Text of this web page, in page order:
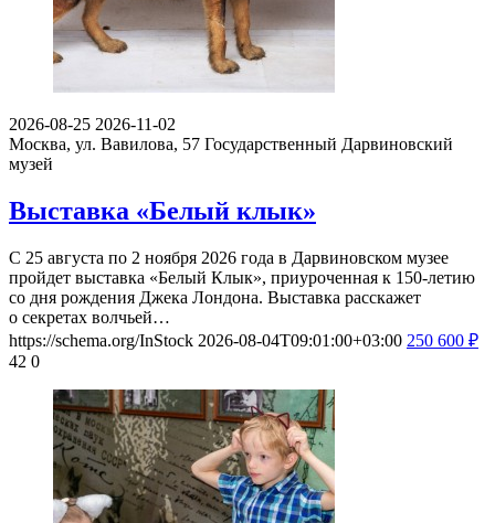
2026-08-25 2026-11-02
Москва, ул. Вавилова, 57 Государственный Дарвиновский
музей
Выставка «Белый клык»
С 25 августа по 2 ноября 2026 года в Дарвиновском музее
пройдет выставка «Белый Клык», приуроченная к 150-летию
со дня рождения Джека Лондона. Выставка расскажет
о секретах волчьей…
https://schema.org/InStock 2026-08-04T09:01:00+03:00 250 600 ₽
42 0